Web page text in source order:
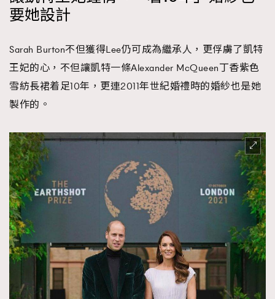
要她設計
Sarah Burton不但獲得Lee仍可成為繼承人，更俘虜了凱特
王妃的心，不但讓凱特一條Alexander McQueen丁香紫色
雪紡長裙着足10年，更連2011年世紀婚禮時的婚紗也是她
製作的。